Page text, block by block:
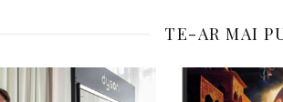
TE-AR MAI